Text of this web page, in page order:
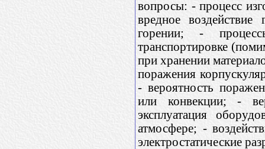
вопросы: - процесс
вредное
горении; -
транспортировке
при хранении
поражения
- вероятность
или конвекции; -
эксплуатация
атмосфере; -
электростатические